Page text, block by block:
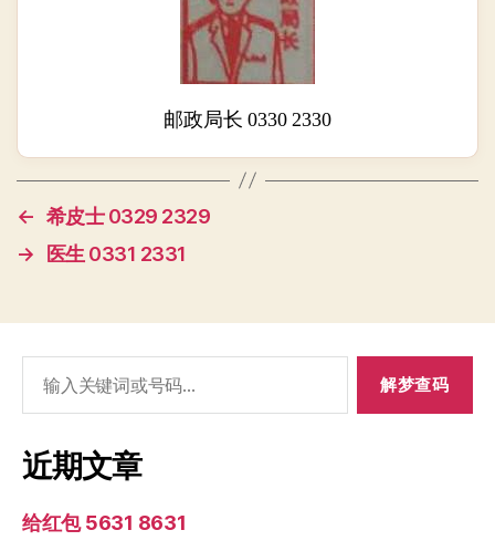
邮政局长 0330 2330
← 希皮士 0329 2329
→
医生 0331 2331
索：
近期文章
给红包 5631 8631